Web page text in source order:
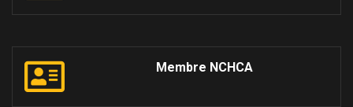
Membre NCHCA